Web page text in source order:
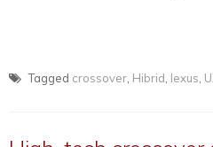
Tagged crossover Hibrid lexus